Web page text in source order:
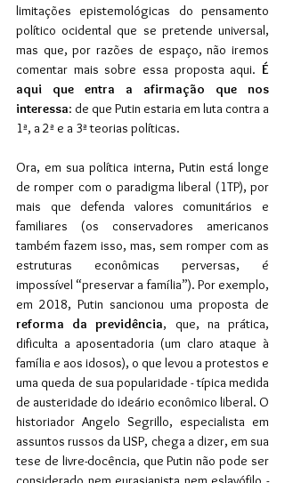
limitações epistemológicas do pensamento
político ocidental que se pretende universal,
mas que, por razões de espaço, não iremos
comentar mais sobre essa proposta aqui. É
aqui que entra a afirmação que nos
interessa: de que Putin estaria em luta contra a
1ª, a 2ª e a 3ª teorias políticas.
Ora, em sua política interna, Putin está longe
de romper com o paradigma liberal (1TP), por
mais que defenda valores comunitários e
familiares (os conservadores americanos
também fazem isso, mas, sem romper com as
estruturas econômicas perversas, é
impossível “preservar a família”). Por exemplo,
reforma da previdência, que, na prática,
dificulta a aposentadoria (um claro ataque à
família e aos idosos), o que levou a protestos e
uma queda de sua popularidade - típica medida
de austeridade do ideário econômico liberal. O
historiador Angelo Segrillo, especialista em
assuntos russos da USP, chega a dizer, em sua
tese de livre-docência, que Putin não pode ser